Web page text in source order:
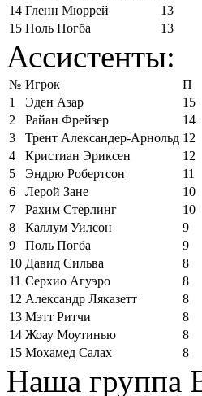
14 Гленн Мюррей
13
15 Поль Погба 13
Ассистенты:
№ Игрок
П
1
Эден Азар
15
2
Райан Фрейзер
14
3
Трент Александер-Арнольд 12
4
Кристиан Эриксен
12
5
Эндрю Робертсон
11
6
Лерой Зане
10
7
Рахим Стерлинг
10
8
Каллум Уилсон
9
9
Поль Погба
9
10 Давид Сильва
8
11 Серхио Агуэро
8
12 Александр Ляказетт
8
13 Мэтт Ритчи
8
14 Жоау Моутинью
8
15 Мохамед Салах 8
Наша группа